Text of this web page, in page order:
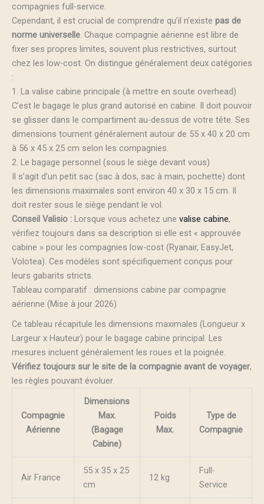
compagnies full-service.
Cependant, il est crucial de comprendre qu’il n’existe pas de
norme universelle. Chaque compagnie aérienne est libre de
fixer ses propres limites, souvent plus restrictives, surtout
chez les low-cost. On distingue généralement deux catégories
:
1. La valise cabine principale (à mettre en soute overhead)
C’est le bagage le plus grand autorisé en cabine. Il doit pouvoir
se glisser dans le compartiment au-dessus de votre tête. Ses
dimensions tournent généralement autour de 55 x 40 x 20 cm
à 56 x 45 x 25 cm selon les compagnies.
2. Le bagage personnel (sous le siège devant vous)
Il s’agit d’un petit sac (sac à dos, sac à main, pochette) dont
les dimensions maximales sont environ 40 x 30 x 15 cm. Il
doit rester sous le siège pendant le vol.
Conseil Valisio : Lorsque vous achetez une valise cabine,
vérifiez toujours dans sa description si elle est « approuvée
cabine » pour les compagnies low-cost (Ryanair, EasyJet,
Volotea). Ces modèles sont spécifiquement conçus pour
leurs gabarits stricts.
Tableau comparatif : dimensions cabine par compagnie
aérienne (Mise à jour 2026)
Ce tableau récapitule les dimensions maximales (Longueur x
Largeur x Hauteur) pour le bagage cabine principal. Les
mesures incluent généralement les roues et la poignée.
Vérifiez toujours sur le site de la compagnie avant de voyager,
les règles pouvant évoluer.
Compagnie
Aérienne
Dimensions
Max.
(Bagage
Cabine)
Poids
Max.
Type de
Compagnie
Air France
55 x 35 x 25
cm
12 kg
Full-
Service